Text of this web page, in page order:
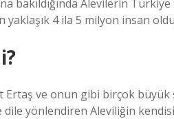
bakıldığında Alevilerin
yaklaşık 4 ila 5 milyon insan
Ertaş ve onun gibi birçok büyük
yönlendiren Aleviliğin